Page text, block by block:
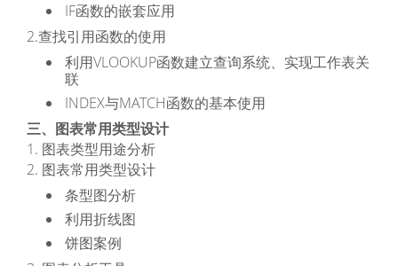
IF函数的嵌套应用
2.查找引用函数的使用
利用VLOOKUP函数建立查询系统、实现工作表关
联
INDEX与MATCH函数的基本使用
三、图表常用类型设计
1. 图表类型用途分析
2. 图表常用类型设计
条型图分析
利用折线图
饼图案例